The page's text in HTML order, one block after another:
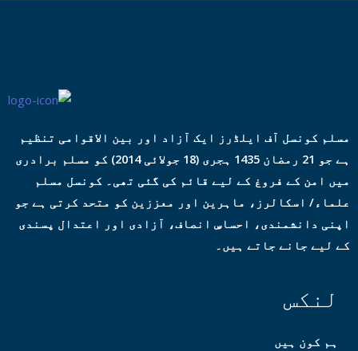
مسلم کونسل آف ایلڈرز ایک آزاد اور بین الاقوامی تنظیم
ہے جو 21 رمضان 1435 ہجری (18 جولائی 2014) کو مسلم برادری
میں امن کے فروغ کے لیے قائم کی گئی تھی۔ کونسل مسلم
علماء/ اسکالرز، ماہرین اور معززین کو متحد کرتی ہے جو
اپنی دانشمندی، احساسِ انصاف، آزادی اور اعتدال پسندی
کے لیے جانے جاتے ہیں۔
لنکس
ہم کون ہیں